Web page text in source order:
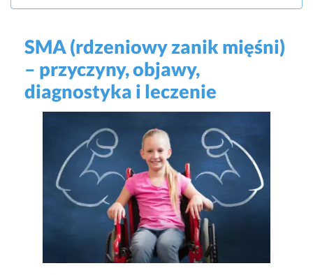
SMA (rdzeniowy zanik mięśni)
– przyczyny, objawy,
diagnostyka i leczenie